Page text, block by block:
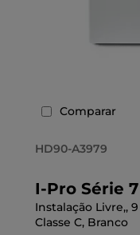
Comparar
HD90-A3979
I-Pro Série 7
Instalação Livre,,
Classe C, Branco